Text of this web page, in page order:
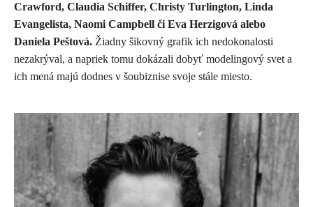
Crawford, Claudia Schiffer, Christy Turlington, Linda
Evangelista, Naomi Campbell či Eva Herzigová alebo
Daniela Peštová. Žiadny šikovný grafik ich nedokonalosti
nezakrýval, a napriek tomu dokázali dobyť modelingový svet a
ich mená majú dodnes v šoubiznise svoje stále miesto.